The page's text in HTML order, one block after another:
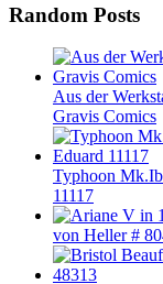
Random Posts
Aus der
Gravis Comics
Typhoon
11117
von Heller #